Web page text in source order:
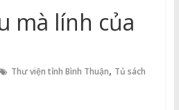
mà lính của
Thư viện tỉnh Bình Thuận, Tủ sách